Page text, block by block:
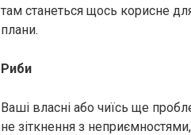
там станеться щось корисне
плани.
Риби
Ваші власні або чиїсь ще
не зіткнення з